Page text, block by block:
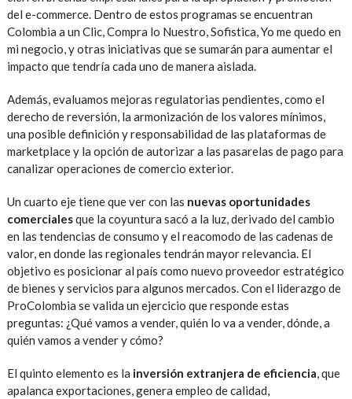
del e-commerce. Dentro de estos programas se encuentran
Colombia a un Clic, Compra lo Nuestro, Sofistica, Yo me quedo en
mi negocio, y otras iniciativas que se sumarán para aumentar el
impacto que tendría cada uno de manera aislada.
Además, evaluamos mejoras regulatorias pendientes, como el
derecho de reversión, la armonización de los valores mínimos,
una posible definición y responsabilidad de las plataformas de
marketplace y la opción de autorizar a las pasarelas de pago para
canalizar operaciones de comercio exterior.
Un cuarto eje tiene que ver con las nuevas oportunidades
comercialesque la coyuntura sacó a la luz, derivado del cambio
en las tendencias de consumo y el reacomodo de las cadenas de
valor, en donde las regionales tendrán mayor relevancia. El
objetivo es posicionar al país como nuevo proveedor estratégico
de bienes y servicios para algunos mercados. Con el liderazgo de
ProColombia se valida un ejercicio que responde estas
preguntas: ¿Qué vamos a vender, quién lo va a vender, dónde, a
quién vamos a vender y cómo?
El quinto elemento es la inversión extranjera de eficiencia, que
apalanca exportaciones, genera empleo de calidad,